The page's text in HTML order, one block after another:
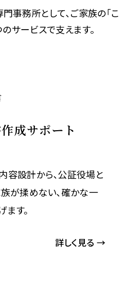
事務所として、ご家族の「こ
サービスで支えます。
成サポート
容設計から、公証役場と
が揉めない、確かな一
す。
詳しく見る →